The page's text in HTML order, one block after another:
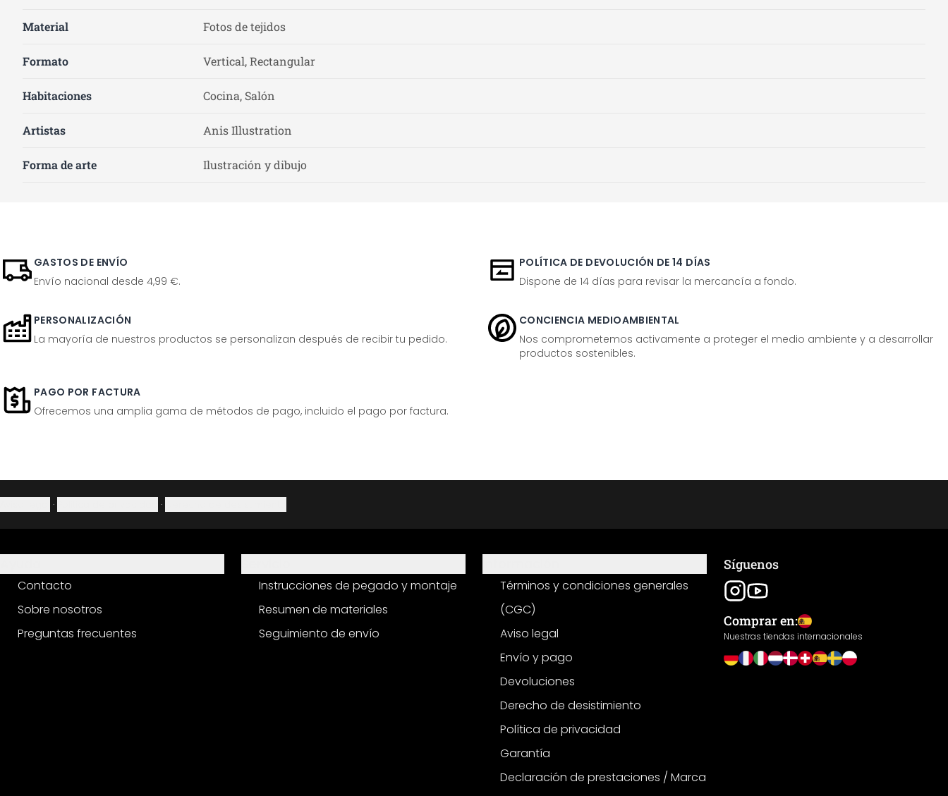
Material Fotos de tejidos
Formato Vertical, Rectangular
Habitaciones Cocina, Salón
Artistas Anis Illustration
Forma de arte Ilustración y dibujo
GASTOS DE ENVÍO
Envío nacional desde 4,99 €.
POLÍTICA DE DEVOLUCIÓN DE 14 DÍAS
Dispone de 14 días para revisar la mercancía a fondo.
PERSONALIZACIÓN
La mayoría de nuestros productos se personalizan después de recibir tu pedido.
CONCIENCIA MEDIOAMBIENTAL
Nos comprometemos activamente a proteger el medio ambiente y a desarrollar
productos sostenibles.
PAGO POR FACTURA
Ofrecemos una amplia gama de métodos de pago, incluido el pago por factura.
· ·
Contacto
Sobre nosotros
Preguntas frecuentes
Instrucciones de pegado y montaje
Resumen de materiales
Seguimiento de envío
Términos y condiciones generales
(CGC)
Aviso legal
Envío y pago
Devoluciones
Derecho de desistimiento
Política de privacidad
Garantía
Declaración de prestaciones / Marca
Síguenos
Comprar en:
Nuestras tiendas internacionales